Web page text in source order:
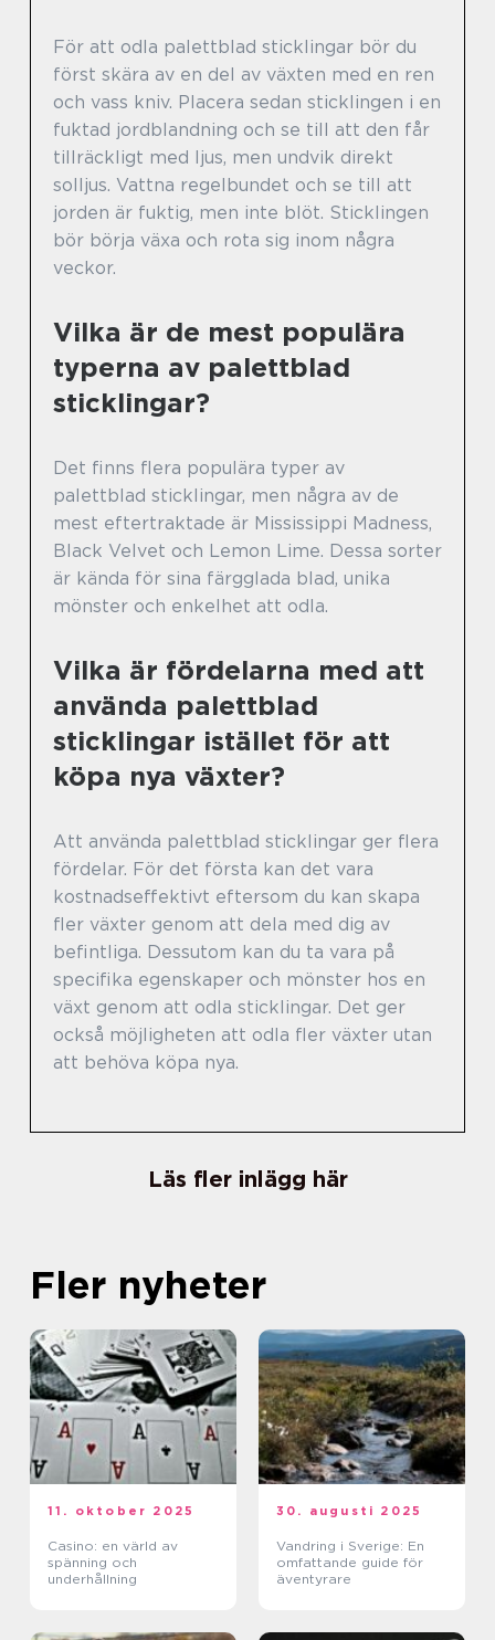
För att odla palettblad sticklingar bör du
först skära av en del av växten med en ren
och vass kniv. Placera sedan sticklingen i en
fuktad jordblandning och se till att den får
tillräckligt med ljus, men undvik direkt
solljus. Vattna regelbundet och se till att
jorden är fuktig, men inte blöt. Sticklingen
bör börja växa och rota sig inom några
veckor.
Vilka är de mest populära
typerna av palettblad
sticklingar?
Det finns flera populära typer av
palettblad sticklingar, men några av de
mest eftertraktade är Mississippi Madness,
Black Velvet och Lemon Lime. Dessa sorter
är kända för sina färgglada blad, unika
mönster och enkelhet att odla.
Vilka är fördelarna med att
använda palettblad
sticklingar istället för att
köpa nya växter?
Att använda palettblad sticklingar ger flera
fördelar. För det första kan det vara
kostnadseffektivt eftersom du kan skapa
fler växter genom att dela med dig av
befintliga. Dessutom kan du ta vara på
specifika egenskaper och mönster hos en
växt genom att odla sticklingar. Det ger
också möjligheten att odla fler växter utan
att behöva köpa nya.
Läs fler inlägg här
Fler nyheter
11. oktober 2025
Casino: en värld av
spänning och
underhållning
30. augusti 2025
Vandring i Sverige: En
omfattande guide för
äventyrare